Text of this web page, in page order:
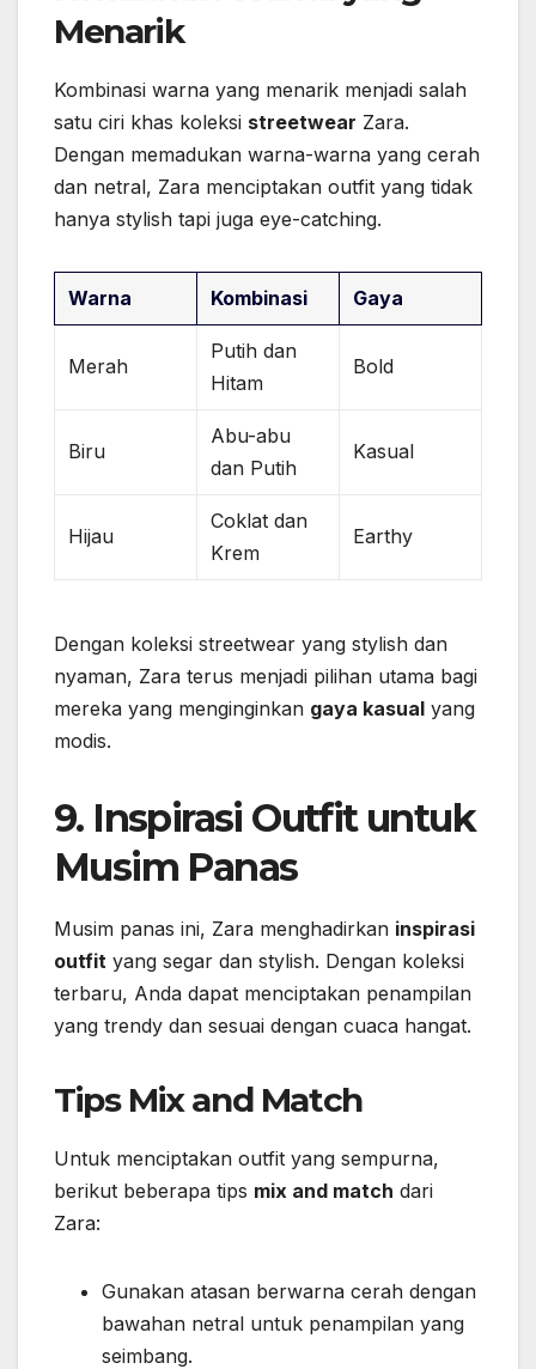
Menarik
Kombinasi warna yang menarik menjadi salah
satu ciri khas koleksi streetwear Zara.
Dengan memadukan warna-warna yang cerah
dan netral, Zara menciptakan outfit yang tidak
hanya stylish tapi juga eye-catching.
Warna Kombinasi Gaya
Merah
Putih dan
Hitam
Bold
Biru
Abu-abu
dan Putih
Kasual
Hijau
Coklat dan
Krem
Earthy
Dengan koleksi streetwear yang stylish dan
nyaman, Zara terus menjadi pilihan utama bagi
mereka yang menginginkan gaya kasual yang
modis.
9. Inspirasi Outfit untuk
Musim Panas
Musim panas ini, Zara menghadirkan inspirasi
outfit yang segar dan stylish. Dengan koleksi
terbaru, Anda dapat menciptakan penampilan
yang trendy dan sesuai dengan cuaca hangat.
Tips Mix and Match
Untuk menciptakan outfit yang sempurna,
berikut beberapa tips mix and match dari
Zara:
Gunakan atasan berwarna cerah dengan
bawahan netral untuk penampilan yang
seimbang.